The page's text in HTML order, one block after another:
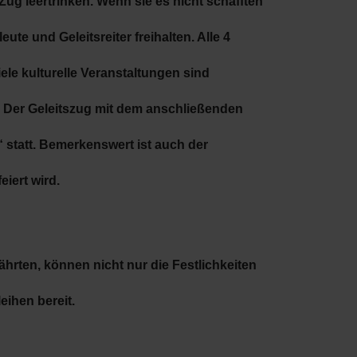
und Geleitsreiter freihalten. Alle 4
kulturelle Veranstaltungen sind
Geleitszug mit dem anschließenden
statt. Bemerkenswert ist auch der
wird.
können nicht nur die Festlichkeiten
bereit.